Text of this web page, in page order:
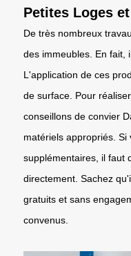
Petites Loges
De très nombreux
des immeubles. En fait,
L'application de ces
de surface. Pour
conseillons de convier
matériels appropriés.
supplémentaires, il faut
directement. Sachez
gratuits et sans
convenus.